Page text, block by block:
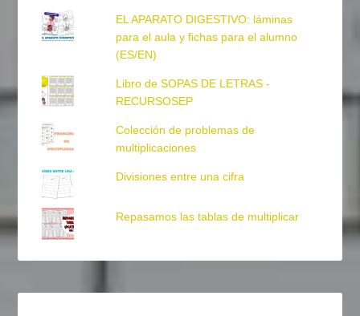
EL APARATO DIGESTIVO: láminas
para el aula y fichas para el alumno
(ES/EN)
Libro de SOPAS DE LETRAS -
RECURSOSEP
Colección de problemas de
multiplicaciones
Divisiones entre una cifra
Repasamos las tablas de multiplicar